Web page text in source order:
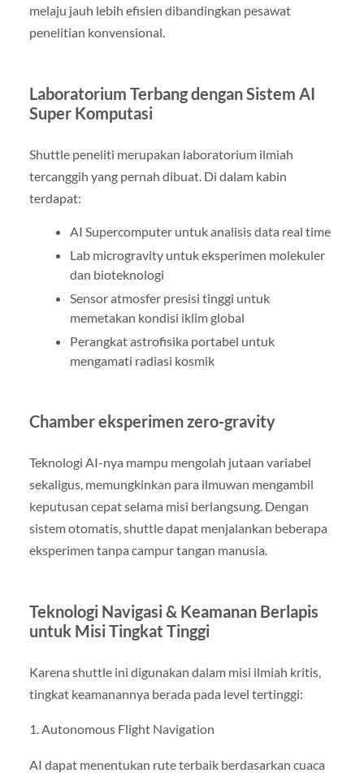
melaju jauh lebih efisien dibandingkan pesawat
penelitian konvensional.
Laboratorium Terbang dengan Sistem AI
Super Komputasi
Shuttle peneliti merupakan laboratorium ilmiah
tercanggih yang pernah dibuat. Di dalam kabin
terdapat:
AI Supercomputer untuk analisis data real time
Lab microgravity untuk eksperimen molekuler
dan bioteknologi
Sensor atmosfer presisi tinggi untuk
memetakan kondisi iklim global
Perangkat astrofisika portabel untuk
mengamati radiasi kosmik
Chamber eksperimen zero-gravity
Teknologi AI-nya mampu mengolah jutaan variabel
sekaligus, memungkinkan para ilmuwan mengambil
keputusan cepat selama misi berlangsung. Dengan
sistem otomatis, shuttle dapat menjalankan beberapa
eksperimen tanpa campur tangan manusia.
Teknologi Navigasi & Keamanan Berlapis
untuk Misi Tingkat Tinggi
Karena shuttle ini digunakan dalam misi ilmiah kritis,
tingkat keamanannya berada pada level tertinggi:
1. Autonomous Flight Navigation
AI dapat menentukan rute terbaik berdasarkan cuaca